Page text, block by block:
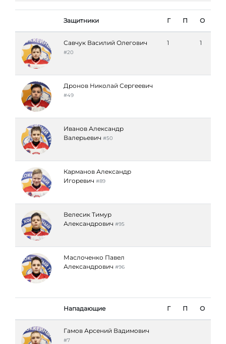
Защитники Г П О
Савчук Василий Олегович
#20
1 1
Дронов Николай Сергеевич
#49
Иванов Александр
Валерьевич #50
Карманов Александр
Игоревич #89
Велесик Тимур
Александрович #95
Маслоченко Павел
Александрович #96
Нападающие Г П О
Гамов Арсений Вадимович
#7